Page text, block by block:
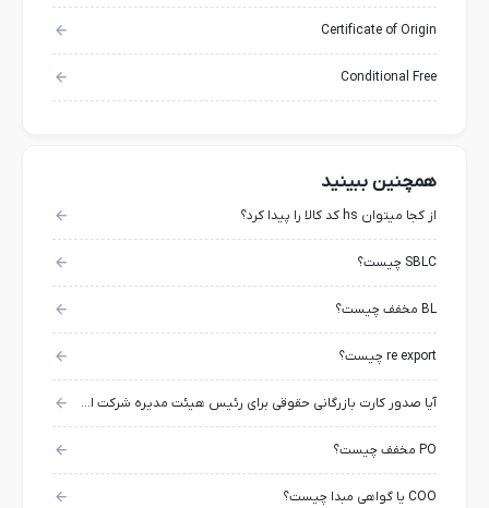
Certificate of Origin
Conditional Free
همچنین ببینید
از کجا میتوان hs کد کالا را پیدا کرد؟
SBLC چیست؟
BL مخفف چیست؟
re export چیست؟
آیا صدور کارت بازرگانی حقوقی برای رئیس هیئت مدیره شرکت امکان پذیر است؟
PO مخفف چیست؟
COO یا گواهی مبدا چیست؟